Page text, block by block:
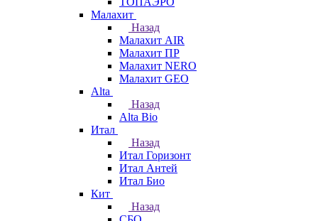
Малахит
Назад
Малахит AIR
Малахит ПР
Малахит NERO
Малахит GEO
Alta
Назад
Alta Bio
Итал
Назад
Итал Горизонт
Итал Антей
Итал Био
Кит
Назад